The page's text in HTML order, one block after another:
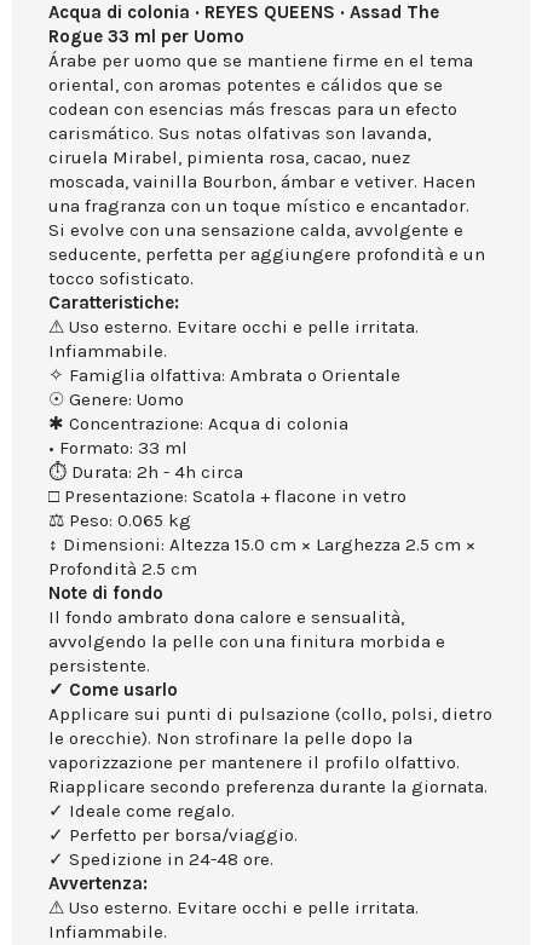
Acqua di colonia · REYES QUEENS · Assad The
Rogue 33 ml per Uomo
Árabe per uomo que se mantiene firme en el tema
oriental, con aromas potentes e cálidos que se
codean con esencias más frescas para un efecto
carismático. Sus notas olfativas son lavanda,
ciruela Mirabel, pimienta rosa, cacao, nuez
moscada, vainilla Bourbon, ámbar e vetiver. Hacen
una fragranza con un toque místico e encantador.
Si evolve con una sensazione calda, avvolgente e
seducente, perfetta per aggiungere profondità e un
tocco sofisticato.
Caratteristiche:
⚠ Uso esterno. Evitare occhi e pelle irritata.
Infiammabile.
✧ Famiglia olfattiva: Ambrata o Orientale
☉ Genere: Uomo
✱ Concentrazione: Acqua di colonia
• Formato: 33 ml
⏱ Durata: 2h - 4h circa
□ Presentazione: Scatola + flacone in vetro
⚖ Peso: 0.065 kg
↕ Dimensioni: Altezza 15.0 cm × Larghezza 2.5 cm ×
Profondità 2.5 cm
Note di fondo
Il fondo ambrato dona calore e sensualità,
avvolgendo la pelle con una finitura morbida e
persistente.
✓ Come usarlo
Applicare sui punti di pulsazione (collo, polsi, dietro
le orecchie). Non strofinare la pelle dopo la
vaporizzazione per mantenere il profilo olfattivo.
Riapplicare secondo preferenza durante la giornata.
✓ Ideale come regalo.
✓ Perfetto per borsa/viaggio.
✓ Spedizione in 24-48 ore.
Avvertenza:
⚠ Uso esterno. Evitare occhi e pelle irritata.
Infiammabile.